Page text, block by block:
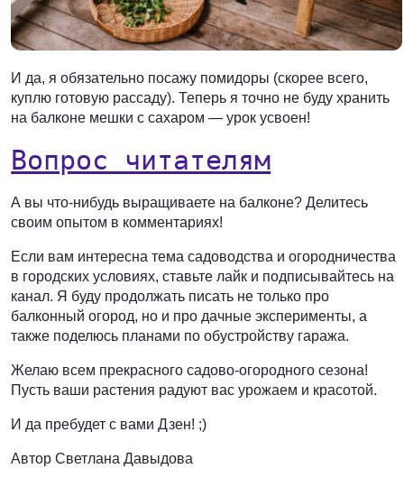
И да, я обязательно посажу помидоры (скорее всего,
куплю готовую рассаду). Теперь я точно не буду хранить
на балконе мешки с сахаром — урок усвоен!
Вопрос читателям
А вы что-нибудь выращиваете на балконе? Делитесь
своим опытом в комментариях!
Если вам интересна тема садоводства и огородничества
в городских условиях, ставьте лайк и подписывайтесь на
канал. Я буду продолжать писать не только про
балконный огород, но и про дачные эксперименты, а
также поделюсь планами по обустройству гаража.
Желаю всем прекрасного садово-огородного сезона!
Пусть ваши растения радуют вас урожаем и красотой.
И да пребудет с вами Дзен! ;)
Автор Светлана Давыдова